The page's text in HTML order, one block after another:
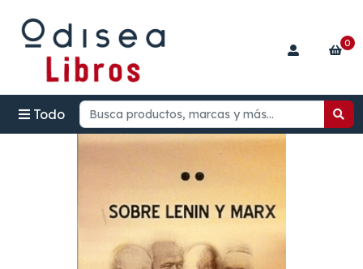
Todo
0